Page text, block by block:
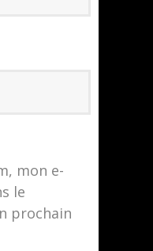
mon e-
le
prochain